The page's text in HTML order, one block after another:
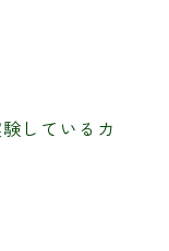
しているカ